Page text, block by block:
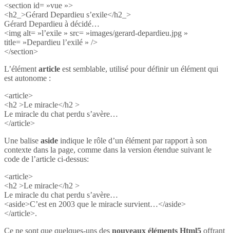
<section id= »vue »>
<h2_>Gérard Depardieu s’exile</h2_>
Gérard Depardieu à décidé…
<img alt= »l’exile » src= »images/gerard-depardieu.jpg »
title= »Depardieu l’exilé » />
</section>
L’élément article est semblable, utilisé pour définir un élément qui
est autonome :
<article>
<h2 >Le miracle</h2 >
Le miracle du chat perdu s’avère…
</article>
Une balise aside indique le rôle d’un élément par rapport à son
contexte dans la page, comme dans la version étendue suivant le
code de l’article ci-dessus:
<article>
<h2 >Le miracle</h2 >
Le miracle du chat perdu s’avère…
<aside>C’est en 2003 que le miracle survient…</aside>
</article>.
Ce ne sont que quelques-uns des nouveaux éléments Html5 offrant